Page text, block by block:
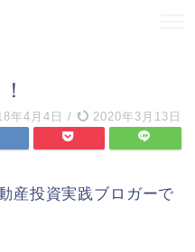
年4月4日 / 2020年3月13日
産投資実践ブロガーで